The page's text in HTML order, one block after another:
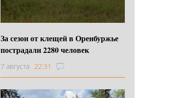
За сезон от клещей в Оренбуржье
пострадали 2280 человек
7 августа 22:31